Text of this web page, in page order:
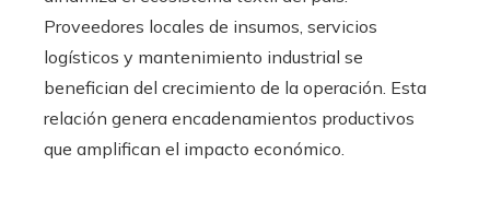
Proveedores locales de insumos, servicios
logísticos y mantenimiento industrial se
benefician del crecimiento de la operación. Esta
relación genera encadenamientos productivos
que amplifican el impacto económico.